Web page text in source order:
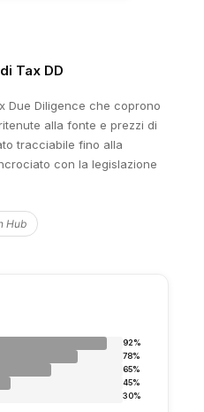
Tax DD
Due Diligence che coprono
alla fonte e prezzi di
tracciabile fino alla
con la legislazione
Hub